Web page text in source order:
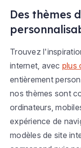
Des thèmes
Trouvez
internet, avec plus
entièrement
nos thèmes sont
ordinateurs,
expérience de
modèles de site